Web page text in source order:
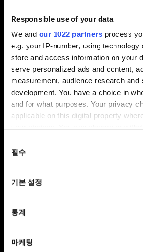
Responsible use of your data
We and our 1022 partners process
e.g. your IP-number, using
store and access information on your
serve personalized ads and content,
measurement, audience research and
development. You have a choice in
and for what purposes. Your privacy
applicable on this digital property
the Privacy trigger icon.
Collect information about your
Identify your device by
Find out more about how your
선택
필수
기본 설정
통계
마케팅
최신 7 년 전 갱신 4 년 전
저희 개발진은 플레이어들이 진정한
원하며, 따라서 플레이어의 선택에 따
방향으로 진행되도록 게임을 제작하였
하지만 챕터를 완료하고 나면 원하는 챕
다시 진행할 수 있으니 걱정 마십시오.
게임 불러오기 -> 저장 데이터 선택 ->
주의!
되돌아가시는 경우 저장 데이터
예) 리리아 (첫 챕터)로 돌아가시는 경